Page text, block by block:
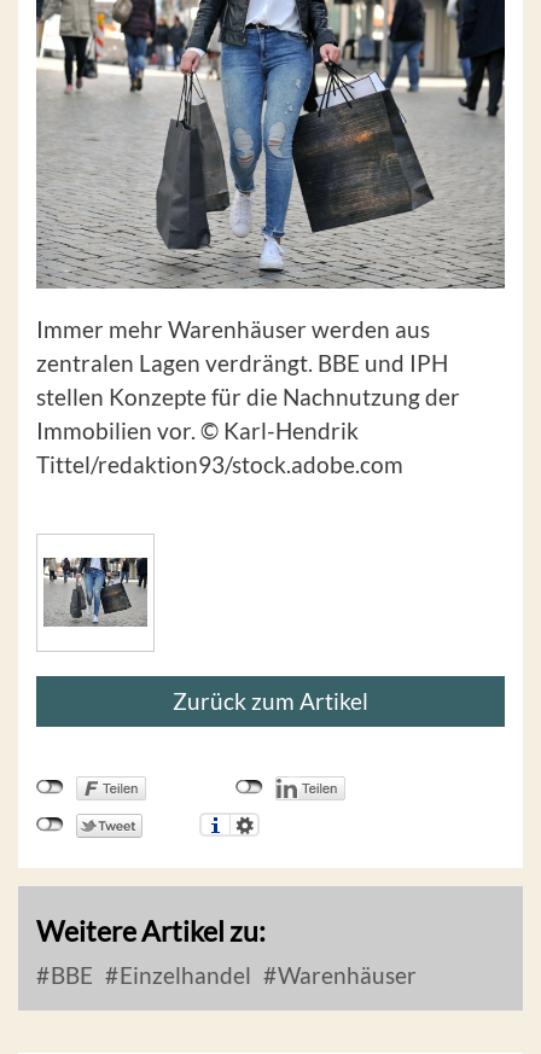
Immer mehr Warenhäuser werden aus
zentralen Lagen verdrängt. BBE und IPH
stellen Konzepte für die Nachnutzung der
Immobilien vor. © Karl-Hendrik
Tittel/redaktion93/stock.adobe.com
Zurück zum Artikel
Weitere Artikel zu:
BBE Einzelhandel Warenhäuser